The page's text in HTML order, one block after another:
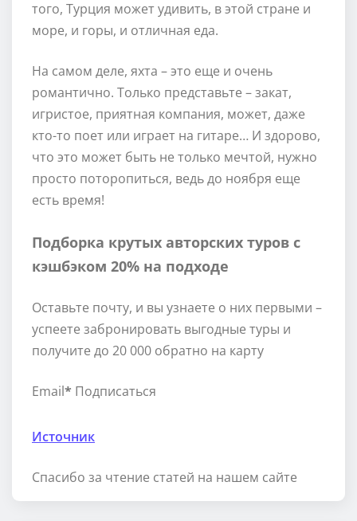
того, Турция может удивить, в этой стране и
море, и горы, и отличная еда.
На самом деле, яхта – это еще и очень
романтично. Только представьте – закат,
игристое, приятная компания, может, даже
кто-то поет или играет на гитаре… И здорово,
что это может быть не только мечтой, нужно
просто поторопиться, ведь до ноября еще
есть время!
Подборка крутых авторских туров с
кэшбэком 20% на подходе
Оставьте почту, и вы узнаете о них первыми –
успеете забронировать выгодные туры и
получите до 20 000 обратно на карту
Email* Подписаться
Источник
Спасибо за чтение статей на нашем сайте